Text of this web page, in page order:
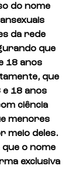
do nome
da rede
que
18 anos
que
18 anos
ciência
menores
meio deles.
o nome
exclusiva